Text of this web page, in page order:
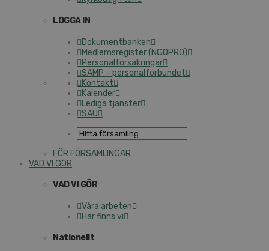
LOGGA IN
Dokumentbanken
Medlemsregister (NGOPRO)
Personalförsäkringar
SAMP – personalförbundet
Kontakt
Kalender
Lediga tjänster
SAU
FÖR FÖRSAMLINGAR
VAD VI GÖR
VAD VI GÖR
Våra arbeten
Här finns vi
Nationellt